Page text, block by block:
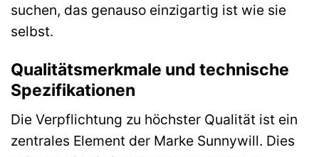
suchen, das genauso einzigartig ist wie sie
selbst.
Qualitätsmerkmale und technische
Spezifikationen
Die Verpflichtung zu höchster Qualität ist ein
zentrales Element der Marke Sunnywill. Dies